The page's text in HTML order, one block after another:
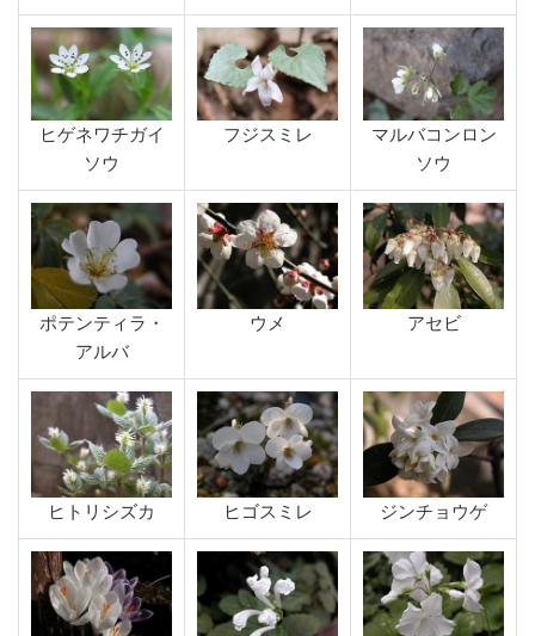
ヒゲネワチガイ
ソウ
フジスミレ
マルバコンロン
ソウ
ポテンティラ・
アルバ
ウメ アセビ
ヒトリシズカ ヒゴスミレ ジンチョウゲ